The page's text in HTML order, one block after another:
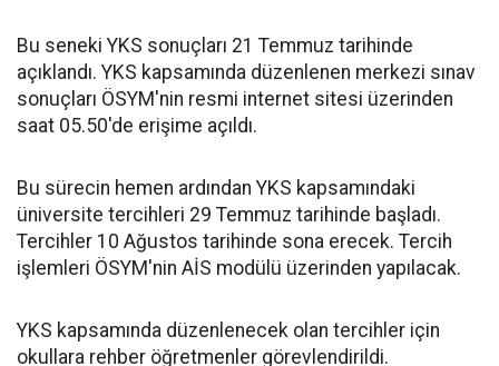
Bu seneki YKS sonuçları 21 Temmuz tarihinde
açıklandı. YKS kapsamında düzenlenen merkezi sınav
sonuçları ÖSYM'nin resmi internet sitesi üzerinden
saat 05.50'de erişime açıldı.
Bu sürecin hemen ardından YKS kapsamındaki
üniversite tercihleri 29 Temmuz tarihinde başladı.
Tercihler 10 Ağustos tarihinde sona erecek. Tercih
işlemleri ÖSYM'nin AİS modülü üzerinden yapılacak.
YKS kapsamında düzenlenecek olan tercihler için
okullara rehber öğretmenler görevlendirildi.